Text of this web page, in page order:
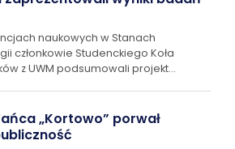
naukowych w Stanach
członkowie Studenckiego Koła
z UWM podsumowali projekt
„Kortowo” porwał